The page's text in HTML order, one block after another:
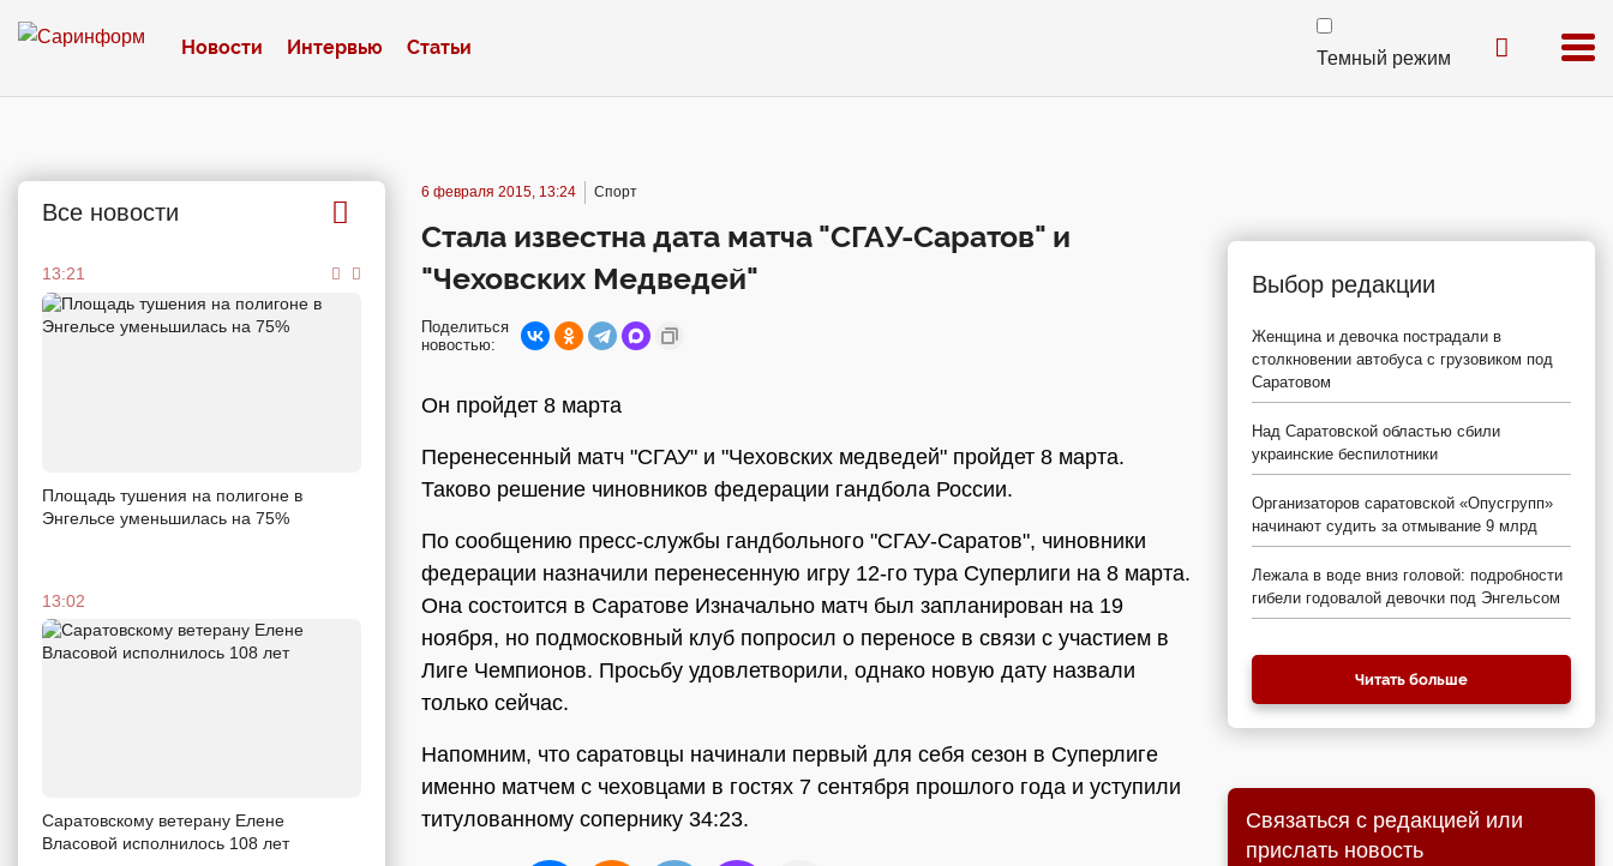
Новости Интервью Статьи Темный режим
Все новости
13:21
Площадь тушения на полигоне в
Энгельсе уменьшилась на 75%
13:02
Саратовскому ветерану Елене
Власовой исполнилось 108 лет
6 февраля 2015, 13:24 Спорт
Стала известна дата матча "СГАУ-Саратов" и
"Чеховских Медведей"
Поделиться
новостью:
Он пройдет 8 марта
Перенесенный матч "СГАУ" и "Чеховских медведей" пройдет 8 марта.
Таково решение чиновников федерации гандбола России.
По сообщению пресс-службы гандбольного "СГАУ-Саратов", чиновники
федерации назначили перенесенную игру 12-го тура Суперлиги на 8 марта.
Она состоится в Саратове Изначально матч был запланирован на 19
ноября, но подмосковный клуб попросил о переносе в связи с участием в
Лиге Чемпионов. Просьбу удовлетворили, однако новую дату назвали
только сейчас.
Напомним, что саратовцы начинали первый для себя сезон в Суперлиге
именно матчем с чеховцами в гостях 7 сентября прошлого года и уступили
титулованному сопернику 34:23.
Выбор редакции
Женщина и девочка пострадали в
столкновении автобуса с грузовиком под
Саратовом
Над Саратовской областью сбили
украинские беспилотники
Организаторов саратовской «Опусгрупп»
начинают судить за отмывание 9 млрд
Лежала в воде вниз головой: подробности
гибели годовалой девочки под Энгельсом
Читать больше
Связаться с редакцией или
прислать новость